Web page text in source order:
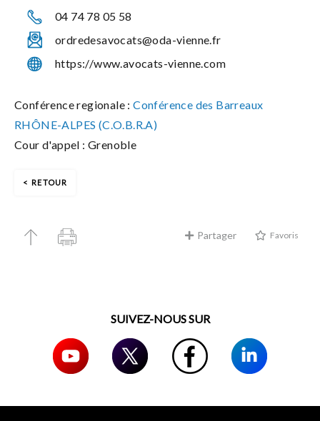
04 74 78 05 58
ordredesavocats@oda-vienne.fr
https://www.avocats-vienne.com
Conférence regionale : Conférence des Barreaux
RHÔNE-ALPES (C.O.B.R.A)
Cour d'appel : Grenoble
RETOUR
Partager Favoris
SUIVEZ-NOUS SUR